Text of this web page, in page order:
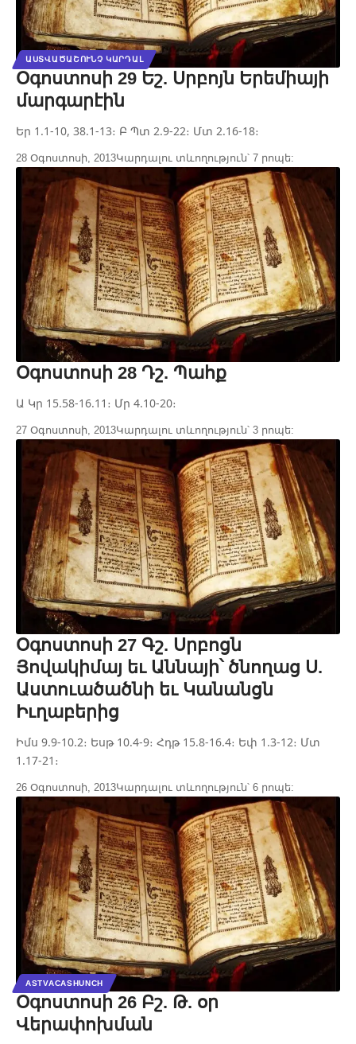
ԱՍՏՎԱԾԱՇՈՒՆՉ ԿԱՐԴԱԼ
Օգոստոսի 29 Եշ. Սրբոյն Երեմիայի
մարգարէին
Եր 1.1-10, 38.1-13։ Բ Պտ 2.9-22։ Մտ 2.16-18։
28 Օգոստոսի, 2013Կարդալու տևողություն՝ 7 րոպե:
Օգոստոսի 28 Դշ. Պահք
Ա Կր 15.58-16.11։ Մր 4.10-20։
27 Օգոստոսի, 2013Կարդալու տևողություն՝ 3 րոպե:
Օգոստոսի 27 Գշ. Սրբոցն
Յովակիմայ եւ Աննայի՝ ծնողաց Ս.
Աստուածածնի եւ Կանանցն
Իւղաբերից
Իմս 9.9-10.2։ Եսթ 10.4-9։ Հդթ 15.8-16.4։ Եփ 1.3-12։ Մտ
1.17-21։
26 Օգոստոսի, 2013Կարդալու տևողություն՝ 6 րոպե:
ASTVACASHUNCH
Օգոստոսի 26 Բշ. Թ. օր
Վերափոխման